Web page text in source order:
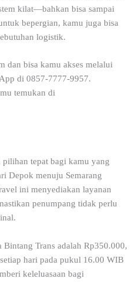
kilat—bahkan bisa sampai
bepergian, kamu juga bisa
logistik.
dan bisa kamu akses melalui
di 0857-7777-9957.
temukan di
tepat bagi kamu yang
Depok menuju Semarang
ini menyediakan layanan
penumpang tidak perlu
Bintang Trans adalah Rp350.000,
hari pada pukul 16.00 WIB
keleluasaan bagi